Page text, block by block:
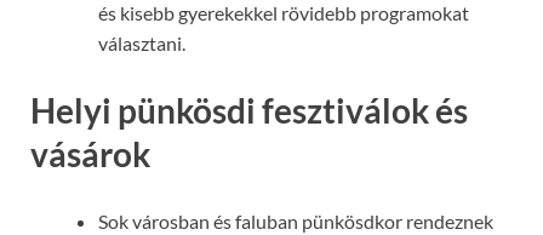
és kisebb gyerekekkel rövidebb programokat
választani.
Helyi pünkösdi fesztiválok és
vásárok
Sok városban és faluban pünkösdkor rendeznek